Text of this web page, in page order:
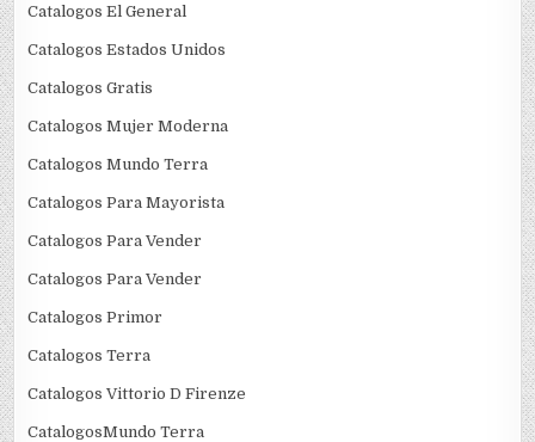
Catalogos El General
Catalogos Estados Unidos
Catalogos Gratis
Catalogos Mujer Moderna
Catalogos Mundo Terra
Catalogos Para Mayorista
Catalogos Para Vender
Catalogos Para Vender
Catalogos Primor
Catalogos Terra
Catalogos Vittorio D Firenze
CatalogosMundo Terra